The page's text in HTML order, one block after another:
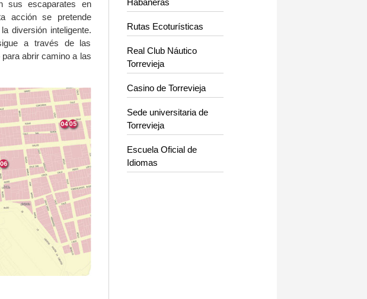
sus escaparates en
acción se pretende
diversión inteligente.
a través de las
abrir camino a las
Habaneras
Rutas Ecoturísticas
Real Club Náutico
Torrevieja
Casino de Torrevieja
Sede universitaria de
Torrevieja
Escuela Oficial de
Idiomas